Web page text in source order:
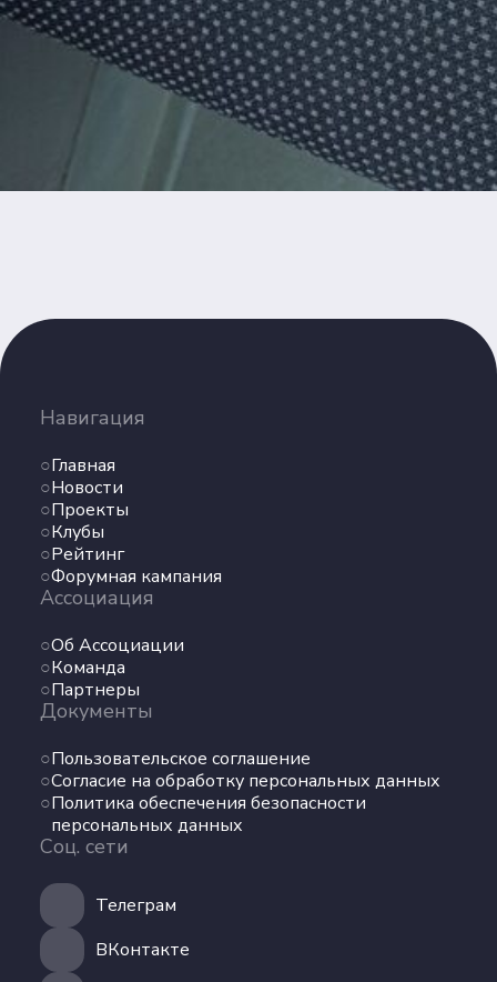
Навигация
Главная
Новости
Проекты
Клубы
Рейтинг
Форумная кампания
Ассоциация
Об Ассоциации
Команда
Партнеры
Документы
Пользовательское соглашение
Согласие на обработку персональных данных
Политика обеспечения безопасности
персональных данных
Соц. сети
Телеграм
ВКонтакте